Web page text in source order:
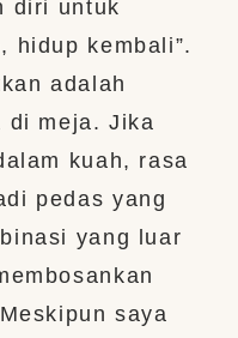
diri untuk
hidup kembali”.
adalah
di meja. Jika
kuah, rasa
pedas yang
yang luar
saya